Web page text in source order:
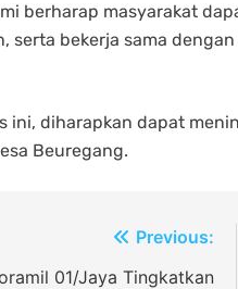
berharap masyarakat
serta bekerja sama
ini, diharapkan dapat
Beuregang.
Previous:
01/Jaya Tingkatkan